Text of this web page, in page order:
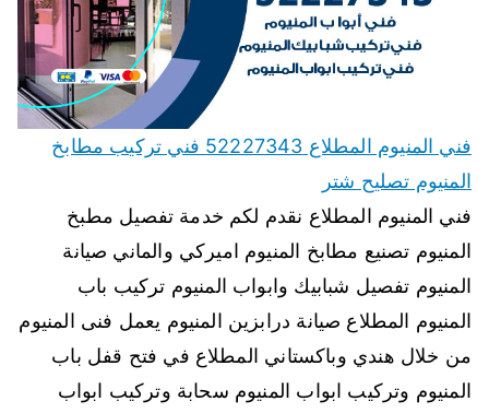
فني المنيوم المطلاع 52227343 فني تركيب مطابخ
المنيوم تصليح شتر
فني المنيوم المطلاع نقدم لكم خدمة تفصيل مطبخ
المنيوم تصنيع مطابخ المنيوم اميركي والماني صيانة
المنيوم تفصيل شبابيك وابواب المنيوم تركيب باب
المنيوم المطلاع صيانة درابزين المنيوم يعمل فنى المنيوم
من خلال هندي وباكستاني المطلاع في فتح قفل باب
المنيوم وتركيب ابواب المنيوم سحابة وتركيب ابواب